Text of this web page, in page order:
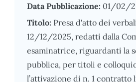
Data Pubblicazione: 01/02/
Titolo: Presa d'atto dei
12/12/2025, redatti dalla
esaminatrice, riguardanti la
pubblica, per titoli e
l’attivazione di n. 1 contratto